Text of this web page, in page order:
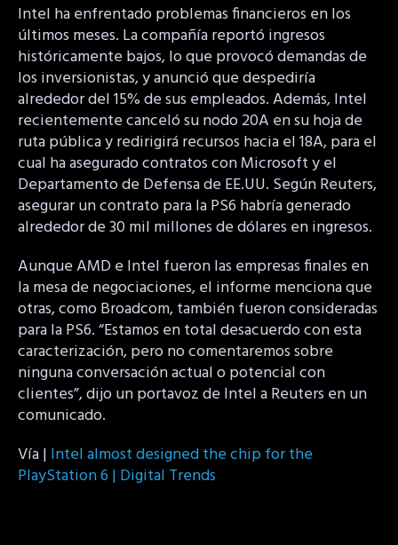
Intel ha enfrentado problemas financieros en los
últimos meses. La compañía reportó ingresos
históricamente bajos, lo que provocó demandas de
los inversionistas, y anunció que despediría
alrededor del 15% de sus empleados. Además, Intel
recientemente canceló su nodo 20A en su hoja de
ruta pública y redirigirá recursos hacia el 18A, para el
cual ha asegurado contratos con Microsoft y el
Departamento de Defensa de EE.UU. Según Reuters,
asegurar un contrato para la PS6 habría generado
alrededor de 30 mil millones de dólares en ingresos.
Aunque AMD e Intel fueron las empresas finales en
la mesa de negociaciones, el informe menciona que
otras, como Broadcom, también fueron consideradas
para la PS6. “Estamos en total desacuerdo con esta
caracterización, pero no comentaremos sobre
ninguna conversación actual o potencial con
clientes”, dijo un portavoz de Intel a Reuters en un
comunicado.
Vía | Intel almost designed the chip for the
PlayStation 6 | Digital Trends